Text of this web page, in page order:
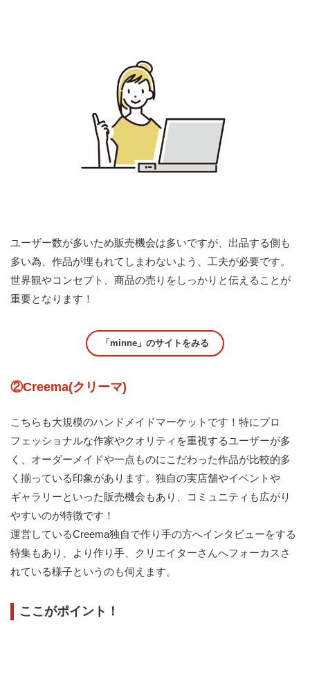
ユーザー数が多いため販売機会は多いですが、出品する側も
多い為、作品が埋もれてしまわないよう、工夫が必要です。
世界観やコンセプト、商品の売りをしっかりと伝えることが
重要となります！
「minne」のサイトをみる
②Creema(クリーマ)
こちらも大規模のハンドメイドマーケットです！特にプロ
フェッショナルな作家やクオリティを重視するユーザーが多
く、オーダーメイドや一点ものにこだわった作品が比較的多
く揃っている印象があります。独自の実店舗やイベントや
ギャラリーといった販売機会もあり、コミュニティも広がり
やすいのが特徴です！
運営しているCreema独自で作り手の方へインタビューをする
特集もあり、より作り手、クリエイターさんへフォーカスさ
れている様子というのも伺えます。
ここがポイント！